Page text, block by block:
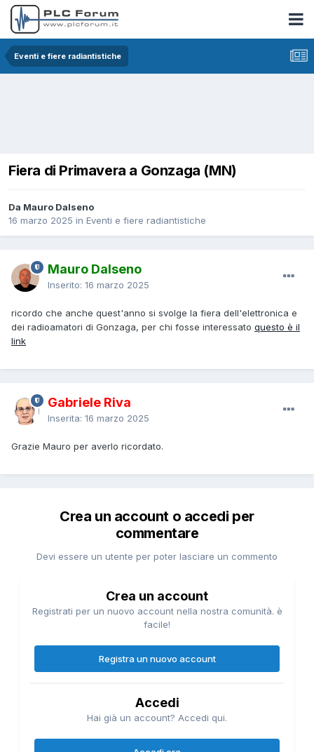
Eventi e fiere radiantistiche
Fiera di Primavera a Gonzaga (MN)
Da Mauro Dalseno
16 marzo 2025 in Eventi e fiere radiantistiche
Mauro Dalseno
Inserito: 16 marzo 2025
ricordo che anche quest'anno si svolge la fiera dell'elettronica e
dei radioamatori di Gonzaga, per chi fosse interessato questo è il
link
Gabriele Riva
Inserita: 16 marzo 2025
Grazie Mauro per averlo ricordato.
Crea un account o accedi per
commentare
Devi essere un utente per poter lasciare un commento
Crea un account
Registrati per un nuovo account nella nostra comunità. è
facile!
Registra un nuovo account
Accedi
Hai già un account? Accedi qui.